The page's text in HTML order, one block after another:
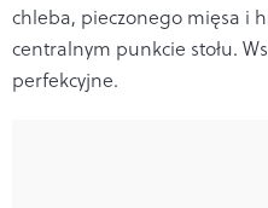
chleba, pieczonego mięsa i
centralnym punkcie stołu.
perfekcyjne.